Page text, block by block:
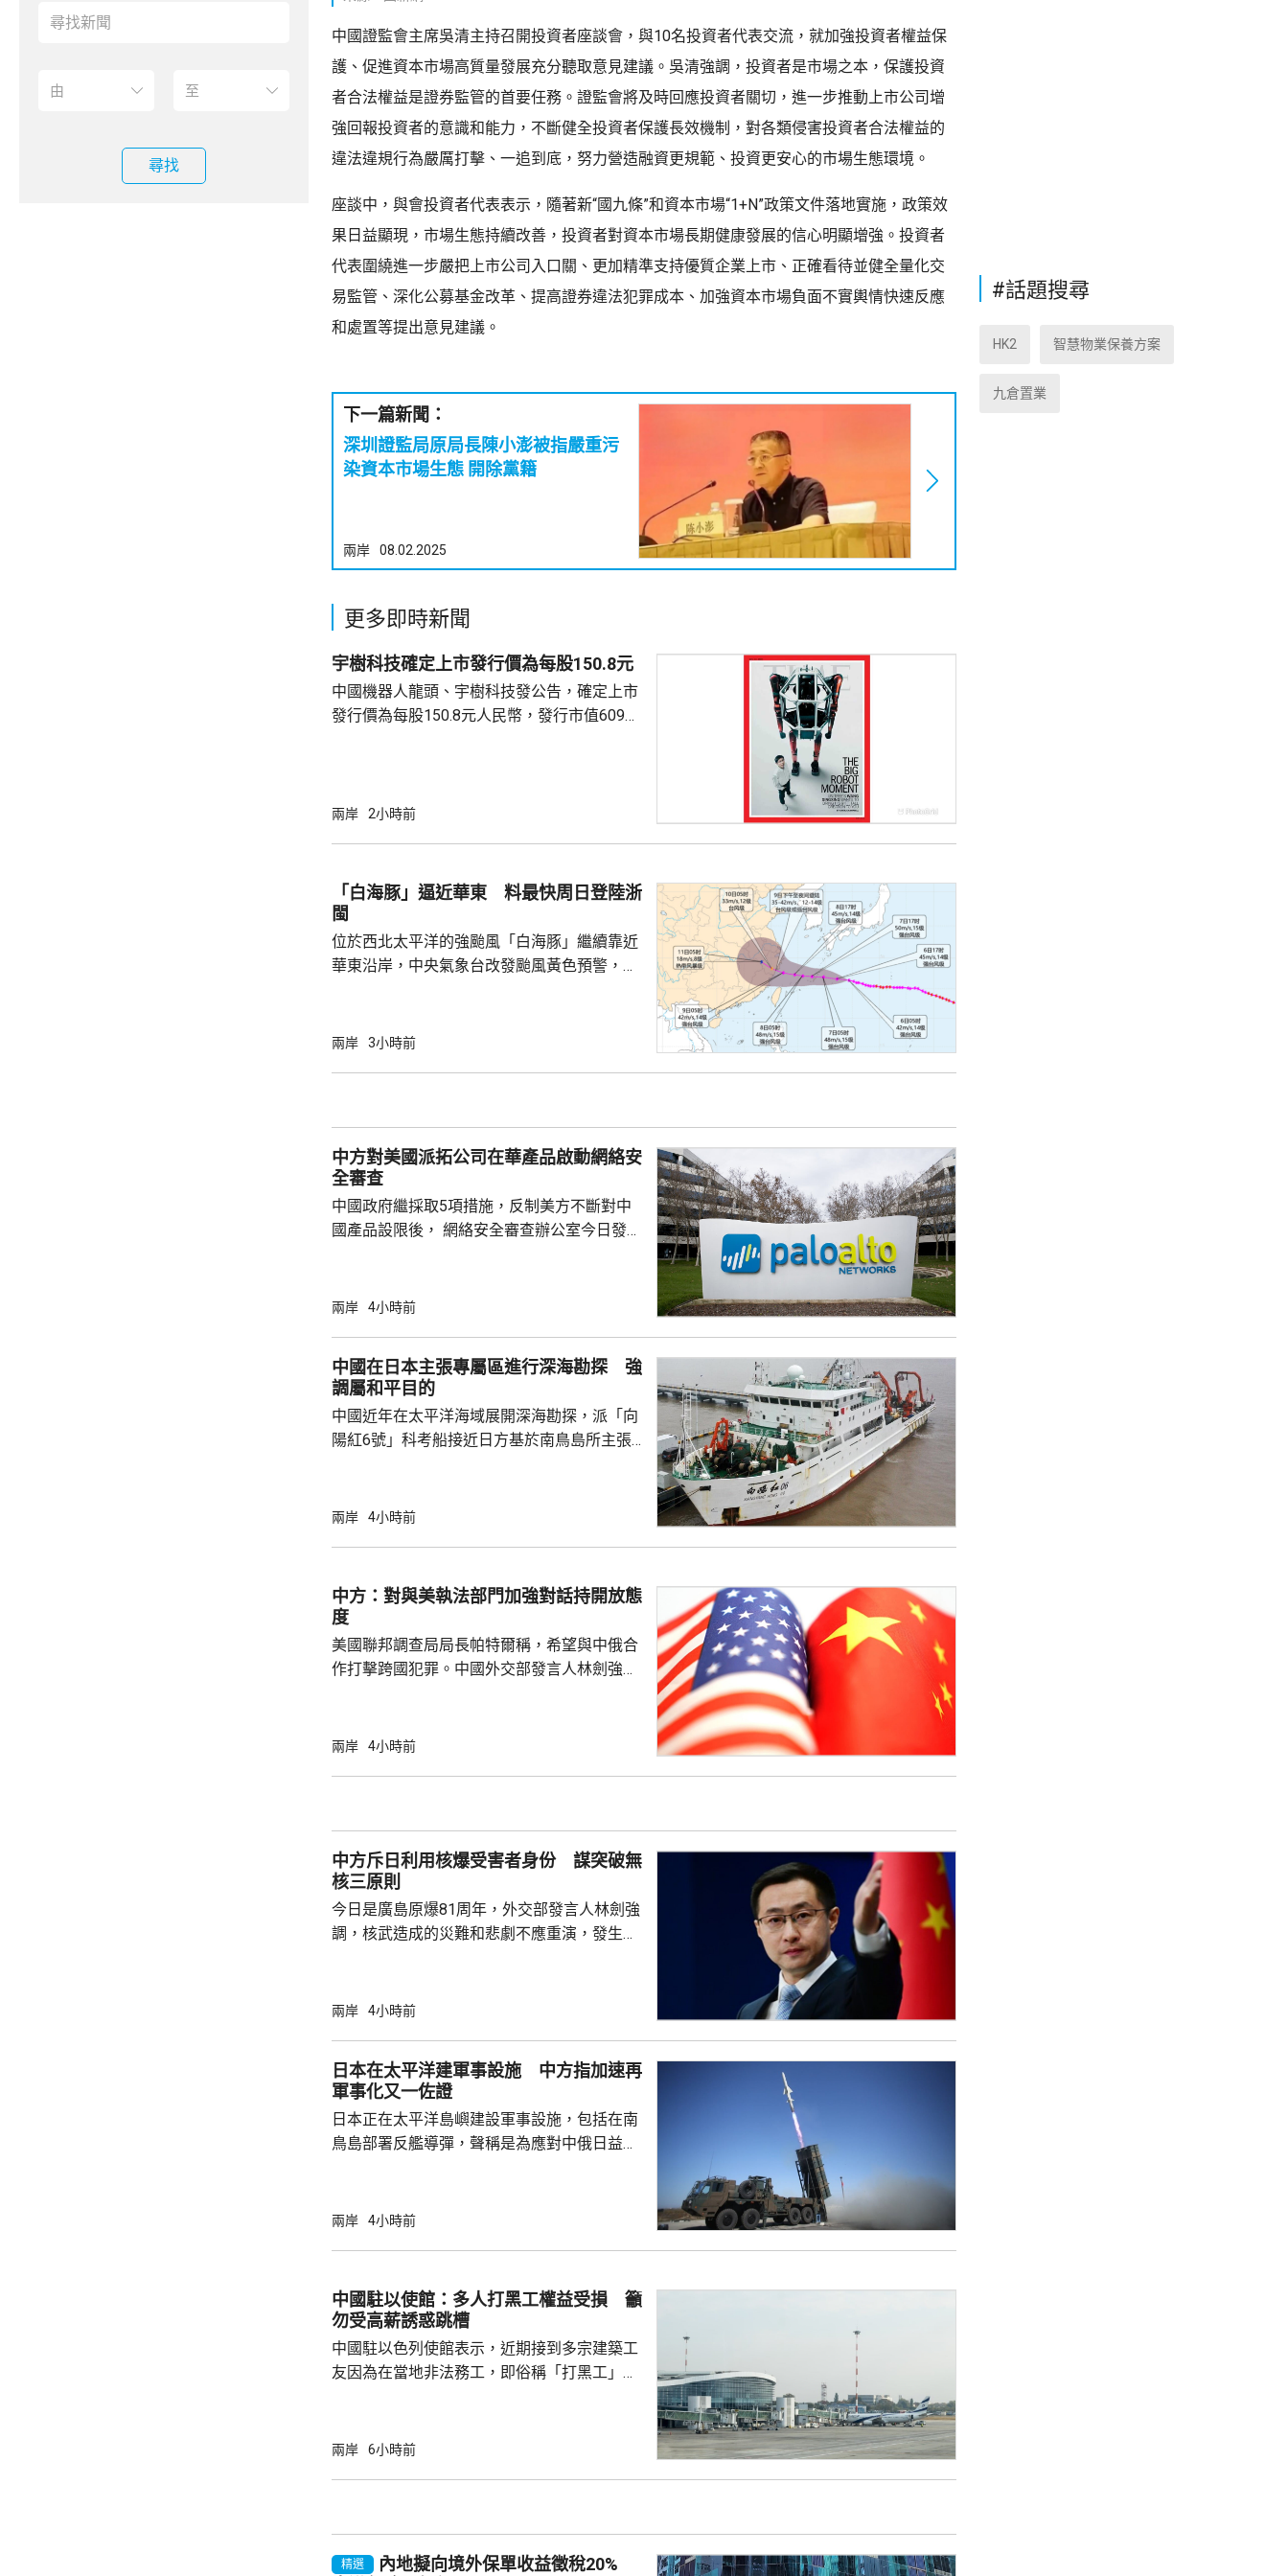
尋找
中國證監會主席吳清主持召開投資者座談會，與10名投資者代表交流，就加強投資者權益保
護、促進資本市場高質量發展充分聽取意見建議。吳清強調，投資者是市場之本，保護投資
者合法權益是證券監管的首要任務。證監會將及時回應投資者關切，進一步推動上市公司增
強回報投資者的意識和能力，不斷健全投資者保護長效機制，對各類侵害投資者合法權益的
違法違規行為嚴厲打擊、一追到底，努力營造融資更規範、投資更安心的市場生態環境。
座談中，與會投資者代表表示，隨著新“國九條”和資本市場“1+N”政策文件落地實施，政策效
果日益顯現，市場生態持續改善，投資者對資本市場長期健康發展的信心明顯增強。投資者
代表圍繞進一步嚴把上市公司入口關、更加精準支持優質企業上市、正確看待並健全量化交
易監管、深化公募基金改革、提高證券違法犯罪成本、加強資本市場負面不實輿情快速反應
和處置等提出意見建議。
下一篇新聞：
深圳證監局原局長陳小澎被指嚴重污
染資本市場生態 開除黨籍
兩岸 08.02.2025
更多即時新聞
宇樹科技確定上市發行價為每股150.8元
中國機器人龍頭、宇樹科技發公告，確定上市
發行價為每股150.8元人民幣，發行市值609億
開發行新股4040多萬股，擬發行數量佔發行後
戰略配售數量約為809萬股。發行完成後，宇
樹科技總股本...
兩岸 2小時前
「白海豚」逼近華東 料最快周日登陸浙
閩
位於西北太平洋的強颱風「白海豚」繼續靠近
華東沿岸，中央氣象台改發颱風黃色預警，預
一早上在浙江到福建北部沿岸地區登陸，風力
統結合，可能為北方帶來時間長、範圍大的風
雨影響。國家海洋預報台發布海浪橙...
兩岸 3小時前
中方對美國派拓公司在華產品啟動網絡安
全審查
中國政府繼採取5項措施，反制美方不斷對中
國產品設限後， 網絡安全審查辦公室今日發公
公告指，為保障關鍵信息基礎設施安全穩定運
拓產品實施網絡安全審查。 商務部昨日宣布對
美國採取5項反制措施，包括加強無人機相關
兩用物項對出口管...
兩岸 4小時前
中國在日本主張專屬區進行深海勘探 強
調屬和平目的
中國近年在太平洋海域展開深海勘探，派「向
陽紅6號」科考船接近日方基於南鳥島所主張
林劍回應說，中方開展的海洋科研活動服務是
益。 至於中國航母「遼寧艦」去年6月進入太
平洋區域，林劍強調，中國一貫奉行防禦性國
防政策，中國軍艦在有關海域活動完全符...
兩岸 4小時前
中方：對與美執法部門加強對話持開放態
度
美國聯邦調查局局長帕特爾稱，希望與中俄合
作打擊跨國犯罪。中國外交部發言人林劍強
神，與美方開展執法領域合作。至於雙方是否
兩岸 4小時前
中方斥日利用核爆受害者身份 謀突破無
核三原則
今日是廣島原爆81周年，外交部發言人林劍強
調，核武造成的災難和悲劇不應重演，發生核
右翼勢力長期篡改歷史事實，政治利用「核爆
脫侵略罪責，執政當局近來更企圖整軍擴武，
尋求美國強化對日本的核保護、圖謀突破「無
核三原則」，首相官邸高官甚至叫囂謀...
兩岸 4小時前
日本在太平洋建軍事設施 中方指加速再
軍事化又一佐證
日本正在太平洋島嶼建設軍事設施，包括在南
鳥島部署反艦導彈，聲稱是為應對中俄日益頻
日方停止造謠抹黑，切實反躬自省，認真汲取
行，為亞洲鄰國和世界帶來深重災難，時至今
日不僅拒絕反省歷史，還故技重施，不斷炮製
兩岸 4小時前
中國駐以使館：多人打黑工權益受損 籲
勿受高薪誘惑跳槽
中國駐以色列使館表示，近期接到多宗建築工
友因為在當地非法務工，即俗稱「打黑工」，
政策要求和當地法律規定，簽訂正規勞務合
注以色列方面對「打黑工」行為，正採取越來
越嚴厲的清理整頓和打擊，凡被查處者均會...
兩岸 6小時前
精選
內地擬向境外保單收益徵稅20%
#話題搜尋
HK2 智慧物業保養方案
九倉置業